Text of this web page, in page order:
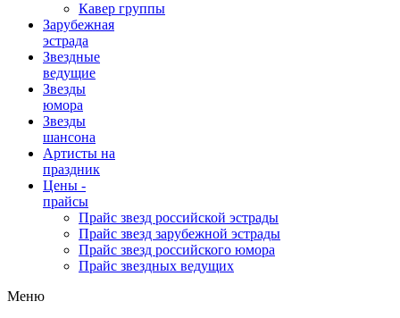
Кавер группы
Зарубежная
эстрада
Звездные
ведущие
Звезды
юмора
Звезды
шансона
Артисты на
праздник
Цены -
прайсы
Прайс звезд российской эстрады
Прайс звезд зарубежной эстрады
Прайс звезд российского юмора
Прайс звездных ведущих
Меню